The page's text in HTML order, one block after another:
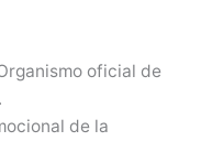
oficial de
de la